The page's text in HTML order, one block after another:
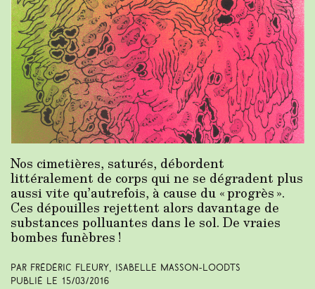
Nos cimetières, saturés, débordent
littéralement de corps qui ne se dégradent plus
aussi vite qu’autrefois, à cause du « progrès ».
Ces dépouilles rejettent alors davantage de
substances polluantes dans le sol. De vraies
bombes funèbres !
Par Frédéric Fleury, Isabelle Masson-Loodts
Publié le 15/03/2016